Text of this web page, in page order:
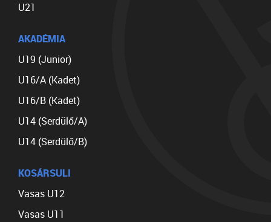
U21
AKADÉMIA
U19 (Junior)
U16/A (Kadet)
U16/B (Kadet)
U14 (Serdülő/A)
U14 (Serdülő/B)
KOSÁRSULI
Vasas U12
Vasas U11